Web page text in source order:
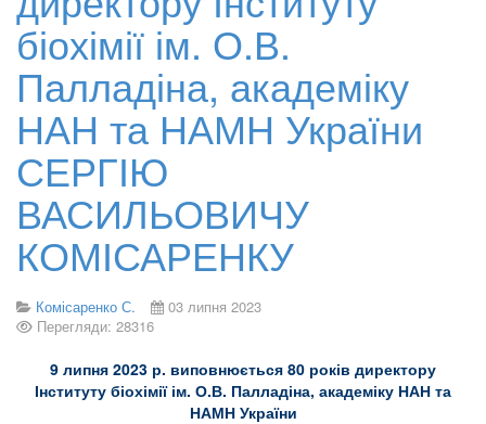
біохімії ім. О.В.
Палладіна, академіку
НАН та НАМН України
СЕРГІЮ
ВАСИЛЬОВИЧУ
КОМІСАРЕНКУ
Комісаренко С.
03 липня 2023
Перегляди: 28316
9 липня 2023 р. виповнюється 80 років директору
Інституту біохімії ім. О.В. Палладіна, академіку НАН та
НАМН України